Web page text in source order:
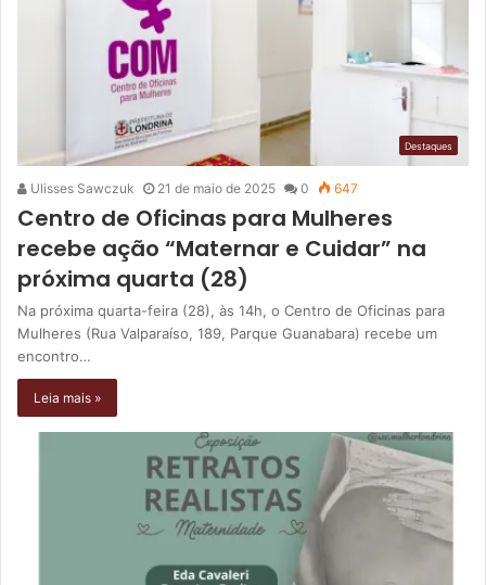
Destaques
Ulisses Sawczuk 21 de maio de 2025 0 647
Centro de Oficinas para Mulheres
recebe ação “Maternar e Cuidar” na
próxima quarta (28)
Na próxima quarta-feira (28), às 14h, o Centro de Oficinas para
Mulheres (Rua Valparaíso, 189, Parque Guanabara) recebe um
encontro…
Leia mais »